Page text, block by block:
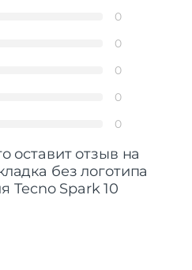
0
0
0
0
0
оставит отзыв на
без логотипа
Tecno Spark 10